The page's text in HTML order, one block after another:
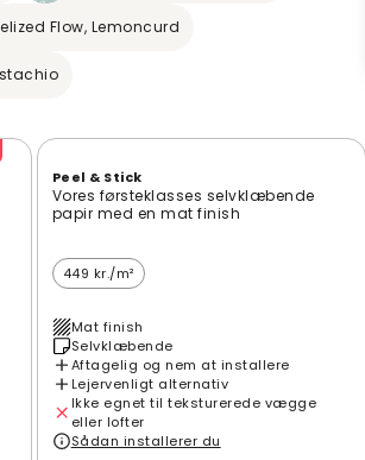
Flow, Lemoncurd
Peel & Stick
Vores førsteklasses selvklæbende
papir med en mat finish
449 kr./m²
Mat finish
Selvklæbende
Aftagelig og nem at installere
Lejervenligt alternativ
Ikke egnet til teksturerede vægge
eller lofter
Sådan installerer du